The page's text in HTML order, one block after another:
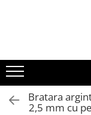
Bratara
2,5 mm cu